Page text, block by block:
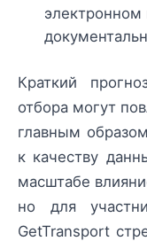
электронном
Краткий
отбора могут
главным
к качеству
масштабе
но для
GetTransport